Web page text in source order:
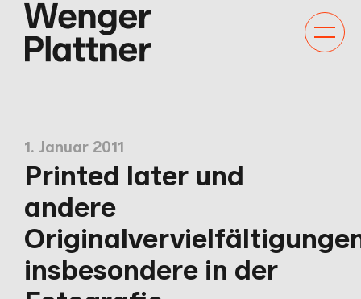
1. Januar 2011
Printed later und
andere
insbesondere in der